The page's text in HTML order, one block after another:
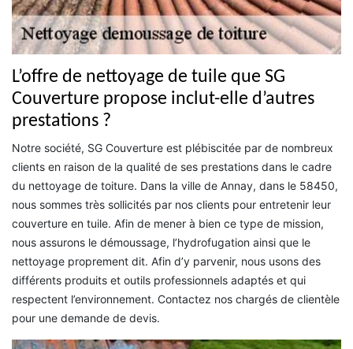
L’offre de nettoyage de tuile que SG
Couverture propose inclut-elle d’autres
prestations ?
Notre société, SG Couverture est plébiscitée par de nombreux
clients en raison de la qualité de ses prestations dans le cadre
du nettoyage de toiture. Dans la ville de Annay, dans le 58450,
nous sommes très sollicités par nos clients pour entretenir leur
couverture en tuile. Afin de mener à bien ce type de mission,
nous assurons le démoussage, l’hydrofugation ainsi que le
nettoyage proprement dit. Afin d’y parvenir, nous usons des
différents produits et outils professionnels adaptés et qui
respectent l’environnement. Contactez nos chargés de clientèle
pour une demande de devis.